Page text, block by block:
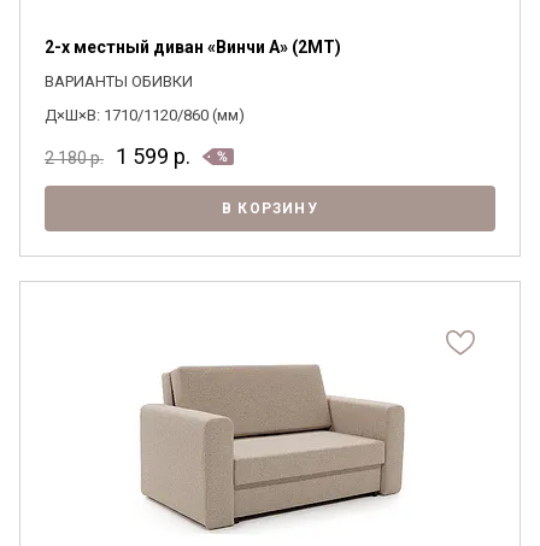
2-х местный диван «Винчи А» (2MT)
ВАРИАНТЫ ОБИВКИ
Д×Ш×В: 1710/1120/860 (мм)
2 180р. 1 599 р.
В КОРЗИНУ